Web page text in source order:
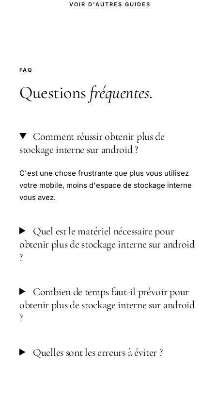
VOIR D'AUTRES GUIDES
FAQ
Questions fréquentes.
Comment réussir obtenir plus de
stockage interne sur android ?
C'est une chose frustrante que plus vous utilisez
votre mobile, moins d'espace de stockage interne
vous avez.
Quel est le matériel nécessaire pour
obtenir plus de stockage interne sur android
?
Combien de temps faut-il prévoir pour
obtenir plus de stockage interne sur android
?
Quelles sont les erreurs à éviter ?